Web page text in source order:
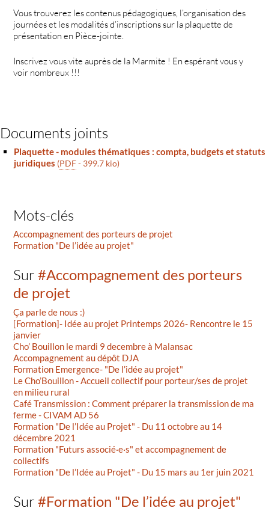
Vous trouverez les contenus pédagogiques, l’organisation des
journées et les modalités d’inscriptions sur la plaquette de
présentation en Pièce-jointe.
Inscrivez vous vite auprès de la Marmite ! En espérant vous y
voir nombreux !!!
Documents joints
Plaquette - modules thématiques : compta, budgets et statuts
juridiques (PDF- 399.7 kio)
Mots-clés
Accompagnement des porteurs de projet
Formation "De l’idée au projet"
Sur#Accompagnement des porteurs
de projet
Ça parle de nous :)
[Formation]- Idée au projet Printemps 2026- Rencontre le 15
janvier
Cho’ Bouillon le mardi 9 decembre à Malansac
Accompagnement au dépôt DJA
Formation Emergence- "De l’idée au projet"
Le Cho’Bouillon - Accueil collectif pour porteur/ses de projet
en milieu rural
Café Transmission : Comment préparer la transmission de ma
ferme - CIVAM AD 56
Formation "De l’Idée au Projet" - Du 11 octobre au 14
décembre 2021
Formation "Futurs associé·e·s" et accompagnement de
collectifs
Formation "De l’Idée au Projet" - Du 15 mars au 1er juin 2021
Sur#Formation "De l’idée au projet"